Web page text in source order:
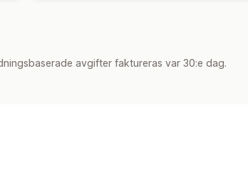
avgifter faktureras var 30:e dag.